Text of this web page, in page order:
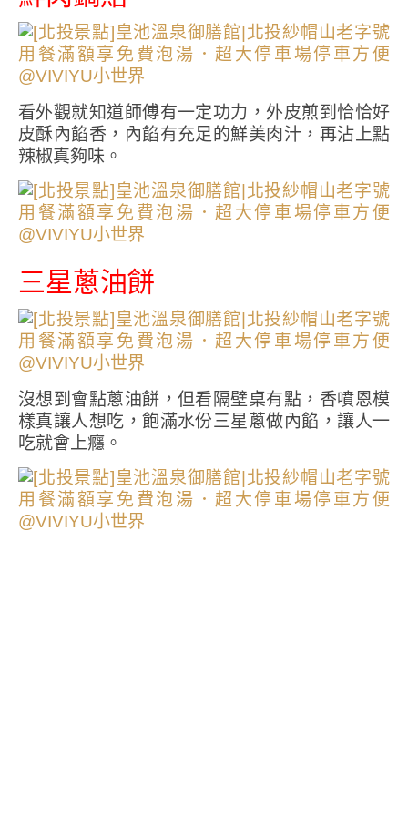
看外觀就知道師傅有一定功力，外皮煎到恰恰好
皮酥內餡香，內餡有充足的鮮美肉汁，再沾上點
辣椒真夠味。
三星蔥油餅
沒想到會點蔥油餅，但看隔壁桌有點，香噴恩模
樣真讓人想吃，飽滿水份三星蔥做內餡，讓人一
吃就會上癮。